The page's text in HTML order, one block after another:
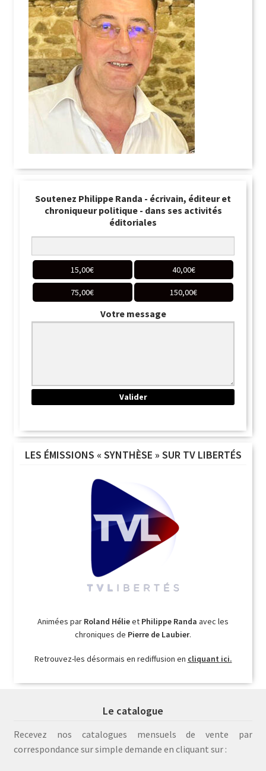
Soutenez Philippe Randa - écrivain, éditeur et
chroniqueur politique - dans ses activités
éditoriales
15,00€ 40,00€
75,00€ 150,00€
Votre message
LES ÉMISSIONS « SYNTHÈSE » SUR TV LIBERTÉS
Animées par Roland Hélieet Philippe Randa avec les
chroniques de Pierre de Laubier.
Retrouvez-les désormais en rediffusion en cliquant ici.
Le catalogue
Recevez nos catalogues mensuels de vente par
correspondance sur simple demande en cliquant sur :